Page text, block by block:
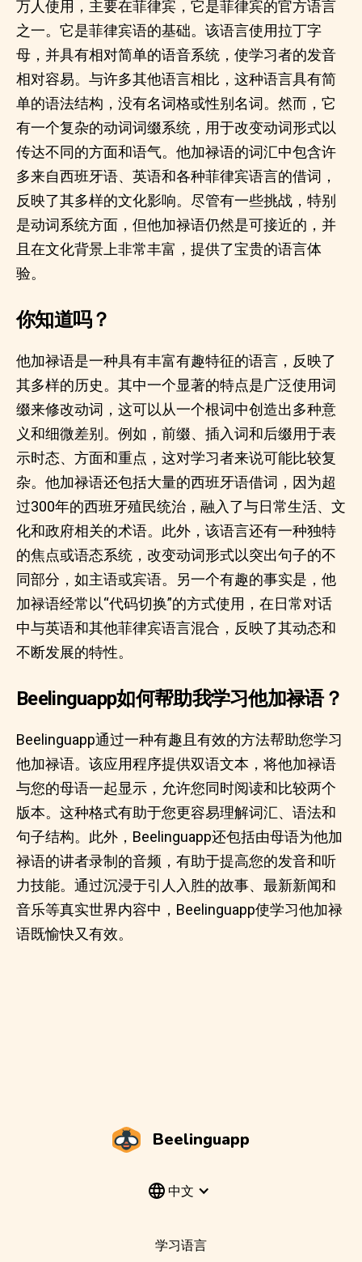
万人使用，主要在菲律宾，它是菲律宾的官方语言
之一。它是菲律宾语的基础。该语言使用拉丁字
母，并具有相对简单的语音系统，使学习者的发音
相对容易。与许多其他语言相比，这种语言具有简
单的语法结构，没有名词格或性别名词。然而，它
有一个复杂的动词词缀系统，用于改变动词形式以
传达不同的方面和语气。他加禄语的词汇中包含许
多来自西班牙语、英语和各种菲律宾语言的借词，
反映了其多样的文化影响。尽管有一些挑战，特别
是动词系统方面，但他加禄语仍然是可接近的，并
且在文化背景上非常丰富，提供了宝贵的语言体
验。
你知道吗？
他加禄语是一种具有丰富有趣特征的语言，反映了
其多样的历史。其中一个显著的特点是广泛使用词
缀来修改动词，这可以从一个根词中创造出多种意
义和细微差别。例如，前缀、插入词和后缀用于表
示时态、方面和重点，这对学习者来说可能比较复
杂。他加禄语还包括大量的西班牙语借词，因为超
过300年的西班牙殖民统治，融入了与日常生活、文
化和政府相关的术语。此外，该语言还有一种独特
的焦点或语态系统，改变动词形式以突出句子的不
同部分，如主语或宾语。另一个有趣的事实是，他
加禄语经常以“代码切换”的方式使用，在日常对话
中与英语和其他菲律宾语言混合，反映了其动态和
不断发展的特性。
Beelinguapp如何帮助我学习他加禄语？
Beelinguapp通过一种有趣且有效的方法帮助您学习
他加禄语。该应用程序提供双语文本，将他加禄语
与您的母语一起显示，允许您同时阅读和比较两个
版本。这种格式有助于您更容易理解词汇、语法和
句子结构。此外，Beelinguapp还包括由母语为他加
禄语的讲者录制的音频，有助于提高您的发音和听
力技能。通过沉浸于引人入胜的故事、最新新闻和
音乐等真实世界内容中，Beelinguapp使学习他加禄
语既愉快又有效。
Beelinguapp
中文
学习语言